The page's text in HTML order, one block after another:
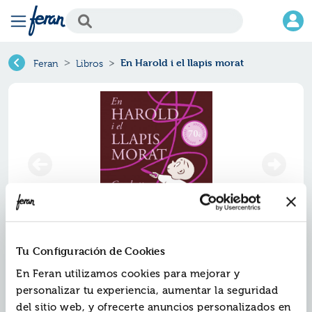
Tu Configuración de Cookies
En Feran utilizamos cookies para mejorar y
personalizar tu experiencia, aumentar la seguridad
del sitio web, y ofrecerte anuncios personalizados en
Feran Libros En Harold i el llapis morat
En harold i el llapis morat
Ref.ZZZ-2872767
ISBN:9788412872767